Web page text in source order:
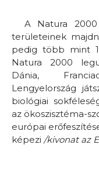
A Natura 2000
területeinek
pedig több mint
Natura 2000
Dánia,
Lengyelország
biológiai
az ökoszisztéma-
európai
képezi /kivonat az